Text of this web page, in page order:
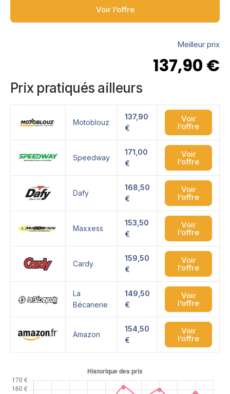
Voir l’offre
Meilleur prix
137,90 €
Prix pratiqués ailleurs
Motoblouz
137,90
€
Voir
l’offre
Speedway
171,00
€
Voir
l’offre
Dafy
168,50
€
Voir
l’offre
Maxxess
153,50
€
Voir
l’offre
Cardy
159,50
€
Voir
l’offre
La
Bécanerie
149,50
€
Voir
l’offre
Amazon
154,50
€
Voir
l’offre